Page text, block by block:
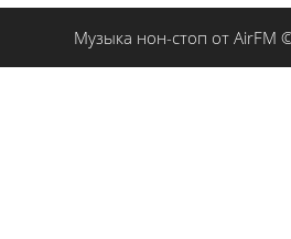
Музыка нон-стоп от AirFM